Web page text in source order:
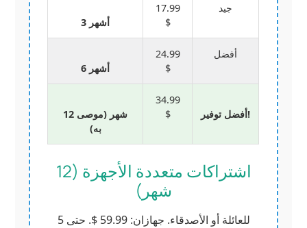
3 أشهر
17.99
$
جيد
6 أشهر
24.99
$
أفضل
12 شهر (موصى
به)
34.99
$
أفضل توفير!
اشتراكات متعددة الأجهزة (12
شهر)
للعائلة أو الأصدقاء. جهازان: 59.99 $. حتى 5